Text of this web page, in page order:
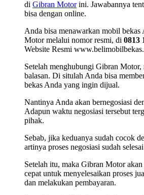
di Gibran Motorini. Jawabannya
bisa dengan online.
Anda bisa menawarkan mobil
Motor melalui nomor resmi, di 0813
Website Resmi
Setelah menghubungi Gibran
balasan. Di situlah Anda bisa
bekas Anda yang ingin dijual.
Nantinya Anda akan bernegosiasi
Adapun waktu negosiasi tersebut
pihak.
Sebab, jika keduanya sudah cocok
artinya proses negosiasi sudah
Setelah itu, maka Gibran Motor
cepat untuk menyelesaikan proses
dan melakukan pembayaran.